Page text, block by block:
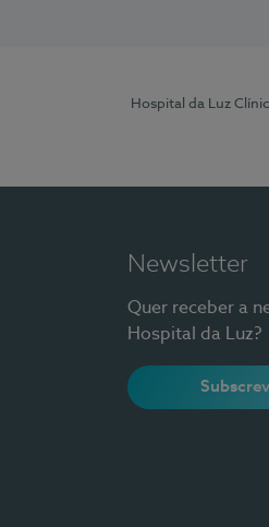
Hospital da Luz
Newsletter
Quer receber a
Hospital da Luz?